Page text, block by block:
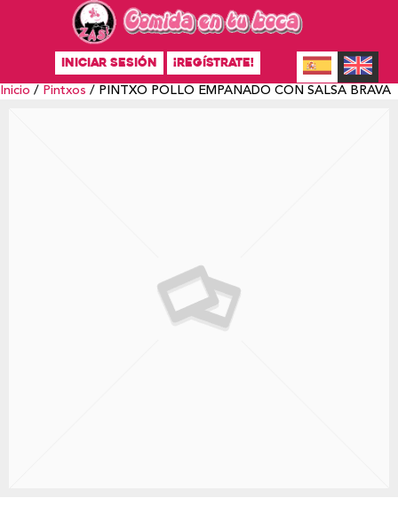
INICIAR SESIÓN ¡REGÍSTRATE!
Inicio / Pintxos / PINTXO POLLO EMPANADO CON SALSA BRAVA